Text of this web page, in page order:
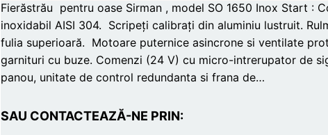
Fierăstrău pentru oase Sirman , model SO 1650 Inox Start :
inoxidabil AISI 304. Scripeți calibrați din aluminiu lustruit.
fulia superioară. Motoare puternice asincrone si ventilate
garnituri cu buze. Comenzi (24 V) cu micro-intrerupator de
panou, unitate de control redundanta si frana de…
SAU CONTACTEAZĂ-NE PRIN: